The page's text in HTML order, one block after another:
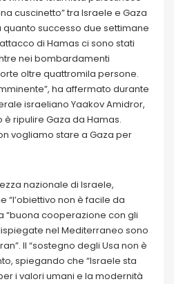
cuscinetto” tra Israele e Gaza
successo due settimane
di Hamas ci sono stati
nei bombardamenti
oltre quattromila persone.
ha affermato durante
israeliano Yaakov Amidror,
è ripulire Gaza da Hamas.
vogliamo stare a Gaza per
nazionale di Israele,
“l’obiettivo non è facile da
“buona cooperazione con gli
nel Mediterraneo sono
Il “sostegno degli Usa non è
spiegando che “Israele sta
i valori umani e la modernità